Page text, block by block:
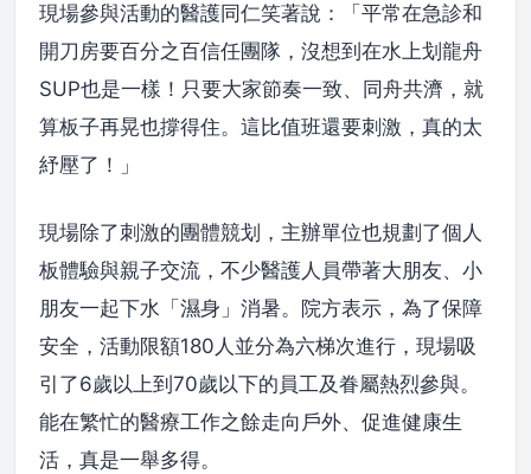
現場參與活動的醫護同仁笑著說：「平常在急診和
開刀房要百分之百信任團隊，沒想到在水上划龍舟
SUP也是一樣！只要大家節奏一致、同舟共濟，就
算板子再晃也撐得住。這比值班還要刺激，真的太
紓壓了！」
現場除了刺激的團體競划，主辦單位也規劃了個人
板體驗與親子交流，不少醫護人員帶著大朋友、小
朋友一起下水「濕身」消暑。院方表示，為了保障
安全，活動限額180人並分為六梯次進行，現場吸
引了6歲以上到70歲以下的員工及眷屬熱烈參與。
能在繁忙的醫療工作之餘走向戶外、促進健康生
活，真是一舉多得。